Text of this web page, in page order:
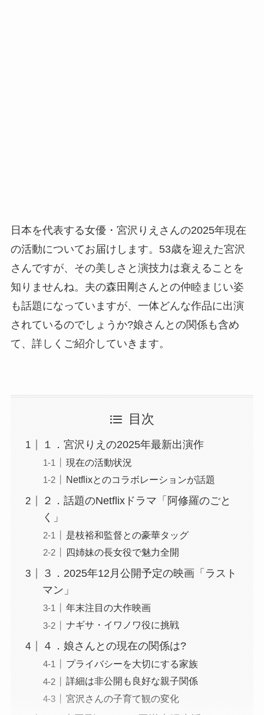
日本を代表する女優・宮沢りえさんの2025年現在
の活動についてお届けします。53歳を迎えた宮沢
さんですが、その美しさと演技力は衰えることを
知りませんね。夫の森田剛さんとの仲睦まじい姿
も話題になっていますが、一体どんな作品に出演
されているのでしょうか?娘さんとの関係も含め
て、詳しくご紹介していきます。
目次
１．宮沢りえの2025年最新出演作
現在の活動状況
Netflixとのコラボレーションが話題
２．話題のNetflixドラマ「阿修羅のごと
く」
是枝裕和監督との豪華タッグ
四姉妹の長女役で魅力全開
３．2025年12月公開予定の映画「ラスト
マン」
年末注目の大作映画
ナギサ・イワノワ役に挑戦
４．娘さんとの現在の関係は?
プライバシーを大切にする家族
詳細は非公開も良好な親子関係
宮沢さんの子育て観の変化